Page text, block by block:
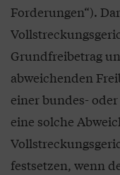
Forderungen“).
Grundfreibetrag
abweichenden
einer bundes-
eine solche
festsetzen, wenn